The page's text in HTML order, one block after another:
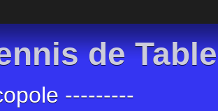
de Table
---------